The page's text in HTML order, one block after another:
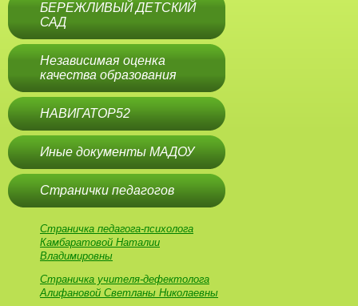
БЕРЕЖЛИВЫЙ ДЕТСКИЙ
САД
Независимая оценка
качества образования
НАВИГАТОР52
Иные документы МАДОУ
Странички педагогов
Страничка педагога-психолога
Камбаратовой Наталии
Владимировны
Страничка учителя-дефектолога
Алифановой Светланы Николаевны